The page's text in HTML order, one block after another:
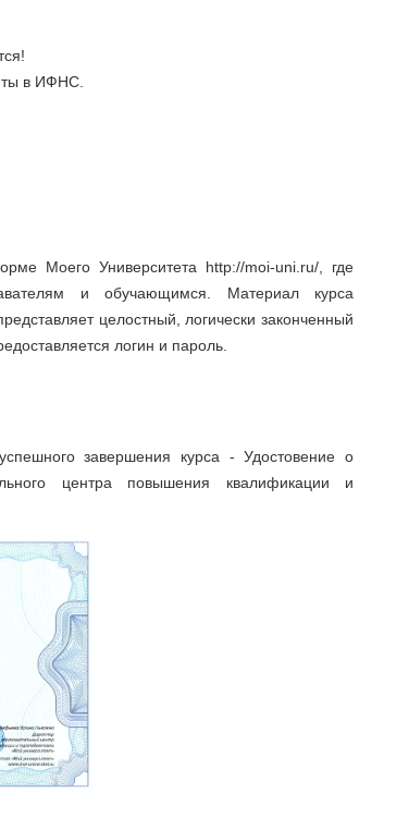
в ИФНС.
Моего Университета http://moi-uni.ru/, где
и обучающимся. Материал курса
целостный, логически законченный
логин и пароль.
завершения курса - Удостовение о
центра повышения квалификации и